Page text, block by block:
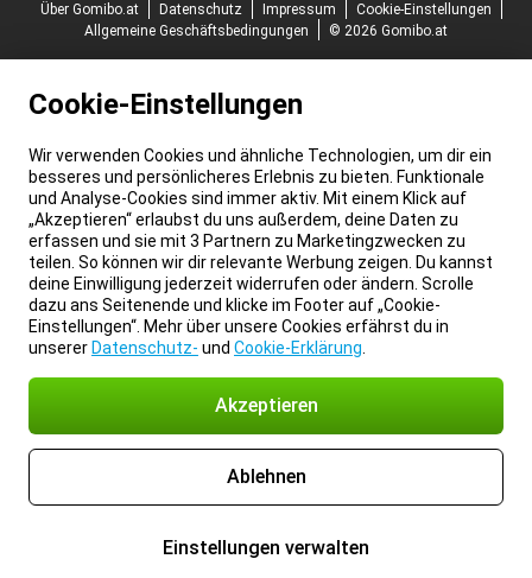
Über Gomibo.at
Datenschutz Impressum
Cookie-Einstellungen
Allgemeine Geschäftsbedingungen
© 2026 Gomibo.at
Cookie-Einstellungen
Wir verwenden Cookies und ähnliche Technologien, um dir ein
besseres und persönlicheres Erlebnis zu bieten. Funktionale
und Analyse-Cookies sind immer aktiv. Mit einem Klick auf
„Akzeptieren“ erlaubst du uns außerdem, deine Daten zu
erfassen und sie mit 3 Partnern zu Marketingzwecken zu
teilen. So können wir dir relevante Werbung zeigen. Du kannst
deine Einwilligung jederzeit widerrufen oder ändern. Scrolle
dazu ans Seitenende und klicke im Footer auf „Cookie-
Einstellungen“. Mehr über unsere Cookies erfährst du in
unserer Datenschutz- und Cookie-Erklärung
Akzeptieren
Ablehnen
Einstellungen verwalten